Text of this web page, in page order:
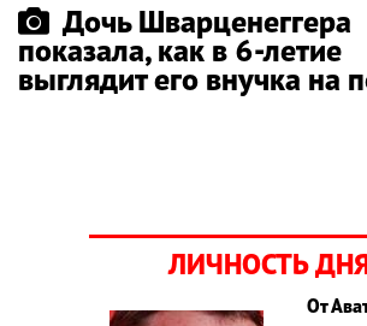
Дочь Шварценеггера
показала, как в 6-летие
выглядит его внучка на
ЛИЧНОСТЬ
От